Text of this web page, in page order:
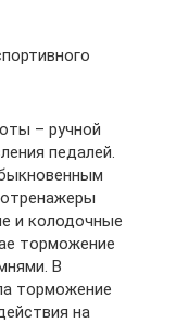
– ручной
педалей.
и колодочные
торможение
В
торможение
на